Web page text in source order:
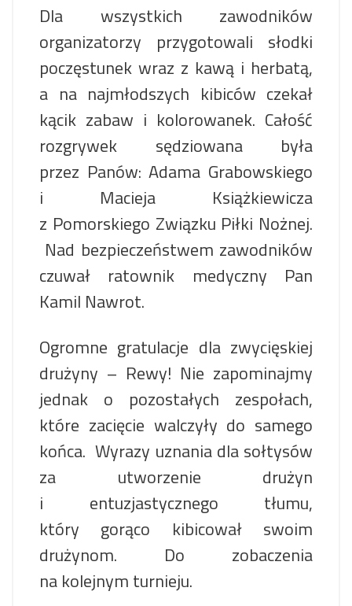
Dla wszystkich zawodników
organizatorzy przygotowali słodki
poczęstunek wraz z kawą i herbatą,
a na najmłodszych kibiców czekał
kącik zabaw i kolorowanek. Całość
rozgrywek sędziowana była
przez Panów: Adama Grabowskiego
i Macieja Książkiewicza
z Pomorskiego Związku Piłki Nożnej.
Nad bezpieczeństwem zawodników
czuwał ratownik medyczny Pan
Kamil Nawrot.
Ogromne gratulacje dla zwycięskiej
drużyny – Rewy! Nie zapominajmy
jednak o pozostałych zespołach,
które zacięcie walczyły do ​​samego
końca. Wyrazy uznania dla sołtysów
za utworzenie drużyn
i entuzjastycznego tłumu,
który gorąco kibicował swoim
drużynom. Do zobaczenia
na kolejnym turnieju.